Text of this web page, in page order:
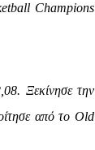
Champions
Ξεκίνησε την
από το Old